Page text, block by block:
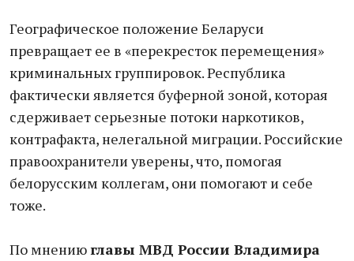
Географическое положение Беларуси
превращает ее в «перекресток перемещения»
криминальных группировок. Республика
фактически является буферной зоной, которая
сдерживает серьезные потоки наркотиков,
контрафакта, нелегальной миграции. Российские
правоохранители уверены, что, помогая
белорусским коллегам, они помогают и себе
тоже.
По мнениюглавы МВД России Владимира